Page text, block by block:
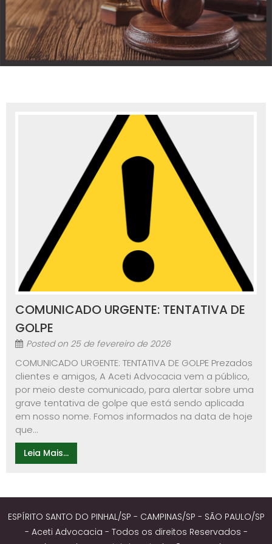
COMUNICADO URGENTE: TENTATIVA DE
GOLPE
Posted on 25 de fevereiro de 2026
COMUNICADO URGENTE: TENTATIVA DE GOLPE Prezados
clientes e amigos, A Aceti Advocacia vem a público,
por meio deste comunicado, para alertar sobre uma
grave tentativa de golpe que está sendo aplicada
em nosso nome. Fomos informados na data de hoje
que...
Leia Mais...
ESPÍRITO SANTO DO PINHAL/SP - CAMPINAS/SP - SÃO PAULO/SP
- Aceti Advocacia - Todos os direitos Reservados -